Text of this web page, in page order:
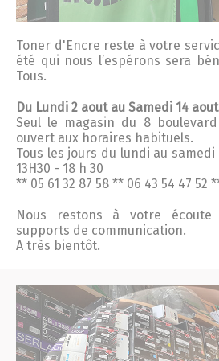
Toner d'Encre reste à votre
été qui nous l’espérons sera
Tous.
Du Lundi 2 aout au Samedi 14 aout
Seul le magasin du 8
ouvert aux horaires habituels.
Tous les jours du lundi au
13H30 - 18 h 30
** 05 61 32 87 58 ** 06 43 54 47 52
Nous restons à votre
supports de communication.
A très bientôt.